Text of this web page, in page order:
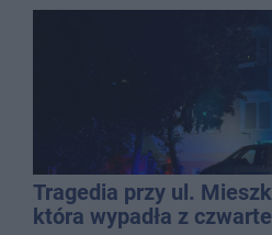
Tragedia przy ul.
która wypadła z